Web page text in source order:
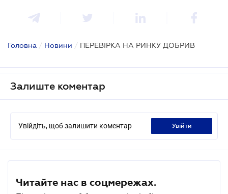
Головна / Новини / ПЕРЕВІРКА НА РИНКУ ДОБРИВ
Залиште коментар
Увійдіть, щоб залишити коментар увійти
Читайте нас в соцмережах.